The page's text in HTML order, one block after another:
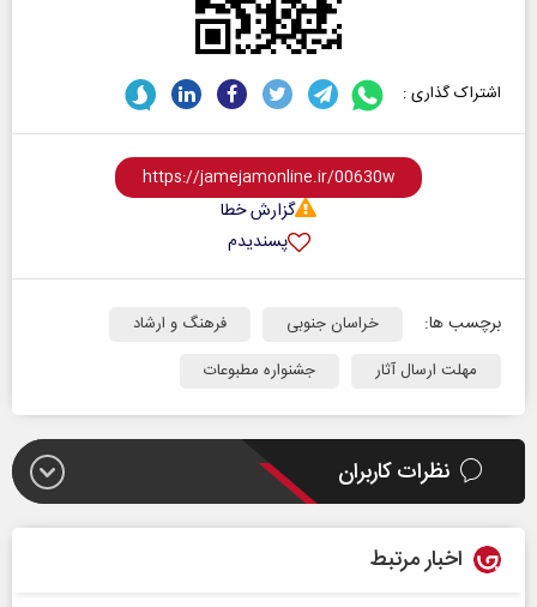
اشتراک گذاری :
گزارش خطا
پسندیدم
برچسب ها: خراسان جنوبی
فرهنگ و ارشاد
مهلت ارسال آثار
جشنواره مطبوعات
نظرات کاربران
اخبار مرتبط